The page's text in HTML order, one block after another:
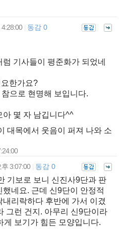
동감 0
기사들이 평준화가 되었네
한가요?
으로 현명해 보입니다.
아 몇 자 남깁니다^^
대목에서 웃음이 퍼져 나와 소
3:07:00 동감 0
기보로 보니 신진사9단과 판
네요. 근데 신9단이 안정적
리락하다 후반에 가서 이겼
그런 건지. 아무리 신9단이라
게 보기가 힘든 모양입니다.